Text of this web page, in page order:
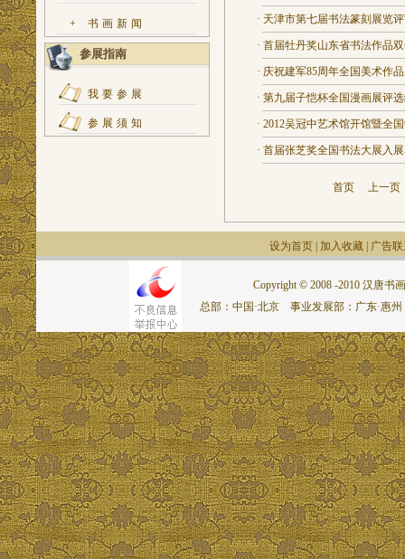
+ 书画新闻
参展指南
我要参展
参展须知
· 天津市第七届书法篆刻展览
· 首届牡丹奖山东省书法作品
· 庆祝建军85周年全国美术作
· 第九届子恺杯全国漫画展评
· 2012吴冠中艺术馆开馆暨全
· 首届张芝奖全国书法大展入
首页 上一
设为首页 加入收藏 广告
Copyright © 2008 -2010 汉唐书
总部：中国·北京 事业发展部：广东·惠